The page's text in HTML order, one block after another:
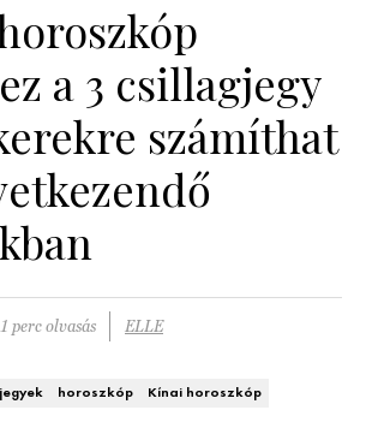
a 3 csillagjegy
számíthat
1 perc olvasás ELLE
horoszkóp Kínai horoszkóp